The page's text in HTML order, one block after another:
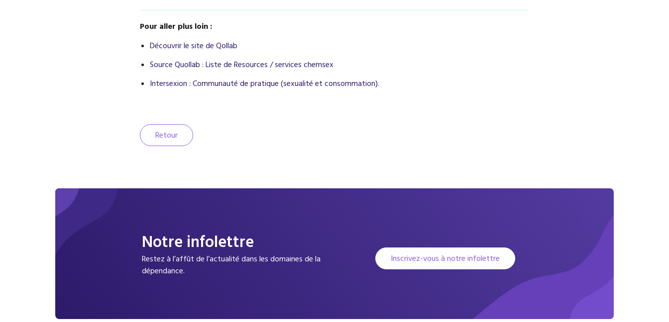
Pour aller plus loin :
Découvrir le site de Qollab
Source Quollab : Liste de Resources / services chemsex
Intersexion : Communauté de pratique (sexualité et consommation).
Retour
Notre infolettre
Restez à l’affût de l’actualité dans les domaines de la
dépendance.
Inscrivez-vous à notre infolettre